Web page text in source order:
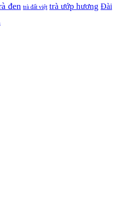
đen trà đất việt trà ướp hương Đài